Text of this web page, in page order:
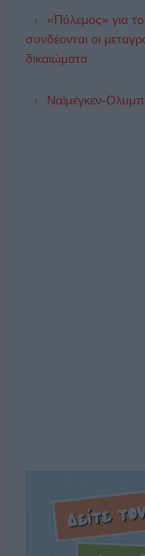
«Πόλεμος» για
συνδέονται οι
δικαιώματα
Ναϊμέγκεν-